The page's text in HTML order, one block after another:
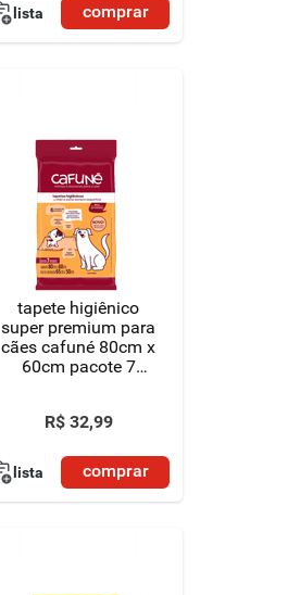
lista comprar
tapete higiênico
super premium para
cães cafuné 80cm x
60cm pacote 7
R$ 32,99
lista comprar